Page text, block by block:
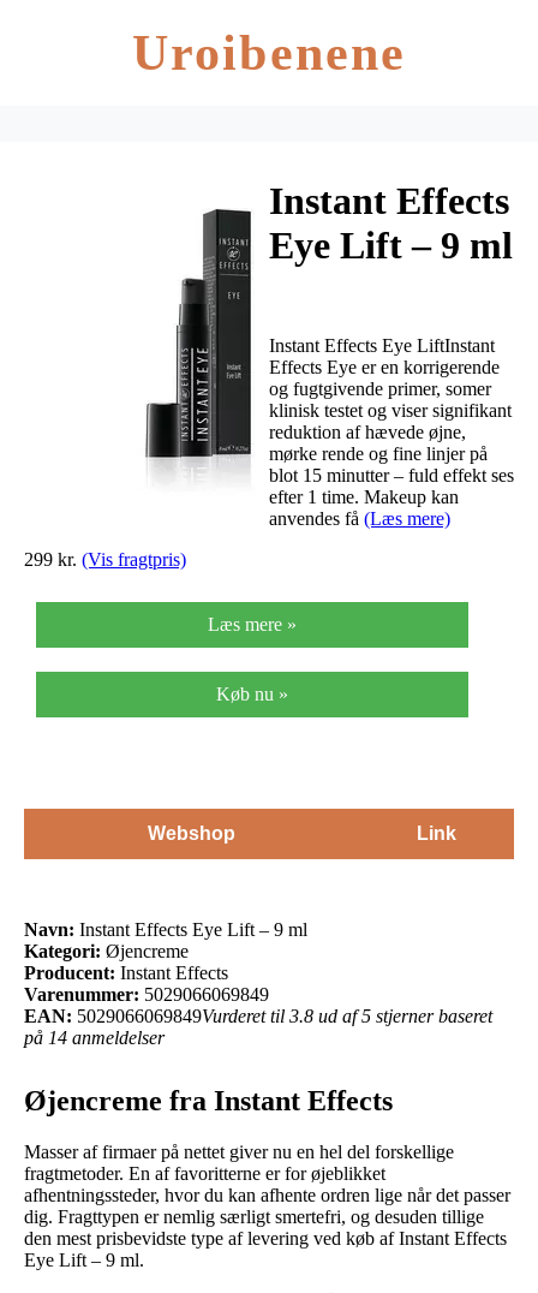
Uroibenene
Instant Effects
Eye Lift – 9 ml
Instant Effects Eye LiftInstant
Effects Eye er en korrigerende
og fugtgivende primer, somer
klinisk testet og viser signifikant
reduktion af hævede øjne,
mørke rende og fine linjer på
blot 15 minutter – fuld effekt ses
efter 1 time. Makeup kan
anvendes få (Læs mere)
299 kr. (Vis fragtpris)
Læs mere »
Køb nu »
Webshop Link
Navn: Instant Effects Eye Lift – 9 ml
Kategori: Øjencreme
Producent: Instant Effects
Varenummer: 5029066069849
EAN: 5029066069849Vurderet til 3.8 ud af 5 stjerner baseret
på 14 anmeldelser
Øjencreme fra Instant Effects
Masser af firmaer på nettet giver nu en hel del forskellige
fragtmetoder. En af favoritterne er for øjeblikket
afhentningssteder, hvor du kan afhente ordren lige når det passer
dig. Fragttypen er nemlig særligt smertefri, og desuden tillige
den mest prisbevidste type af levering ved køb af Instant Effects
Eye Lift – 9 ml.